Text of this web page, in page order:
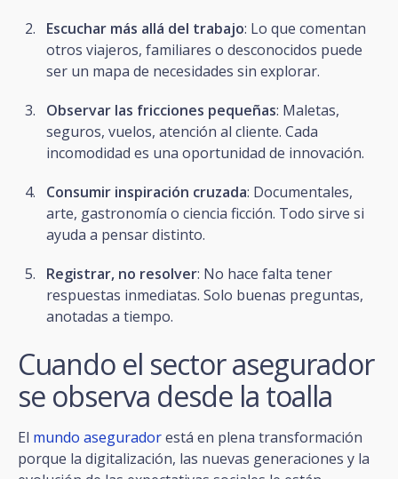
Escuchar más allá del trabajo: Lo que comentan
otros viajeros, familiares o desconocidos puede
ser un mapa de necesidades sin explorar.
Observar las fricciones pequeñas: Maletas,
seguros, vuelos, atención al cliente. Cada
incomodidad es una oportunidad de innovación.
Consumir inspiración cruzada: Documentales,
arte, gastronomía o ciencia ficción. Todo sirve si
ayuda a pensar distinto.
Registrar, no resolver: No hace falta tener
respuestas inmediatas. Solo buenas preguntas,
anotadas a tiempo.
Cuando el sector asegurador
se observa desde la toalla
El mundo aseguradorestá en plena transformación
porque la digitalización, las nuevas generaciones y la